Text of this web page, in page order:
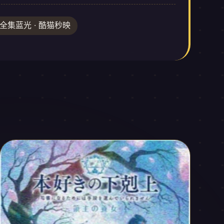
集蓝光 · 酷猫秒映